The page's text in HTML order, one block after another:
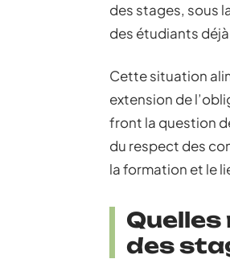
des stages, sous
des étudiants
Cette situation
extension de
front la question
du respect des
la formation et le
des